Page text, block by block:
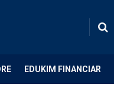
EDUKIM FINANCIAR